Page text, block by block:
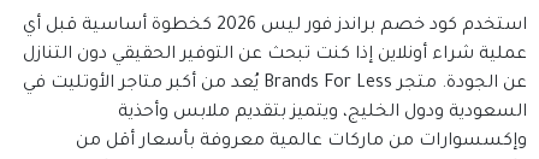
استخدم كود خصم براندز فور ليس 2026 كخطوة أساسية قبل أي
عملية شراء أونلاين إذا كنت تبحث عن التوفير الحقيقي دون التنازل
عن الجودة. متجر Brands For Less يُعد من أكبر متاجر الأوتليت في
السعودية ودول الخليج، ويتميز بتقديم ملابس وأحذية
وإكسسوارات من ماركات عالمية معروفة بأسعار أقل من